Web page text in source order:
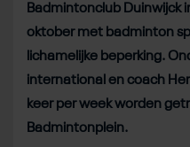
Badmintonclub Duinwijck
oktober met badminton
lichamelijke beperking.
international en coach
keer per week worden
Badmintonplein.